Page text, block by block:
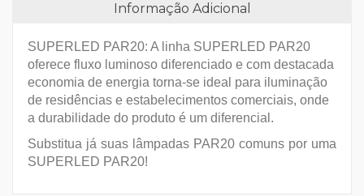
Informação Adicional
SUPERLED PAR20: A linha SUPERLED PAR20
oferece fluxo luminoso diferenciado e com destacada
economia de energia torna-se ideal para iluminação
de residências e estabelecimentos comerciais, onde
a durabilidade do produto é um diferencial.
Substitua já suas lâmpadas PAR20 comuns por uma
SUPERLED PAR20!